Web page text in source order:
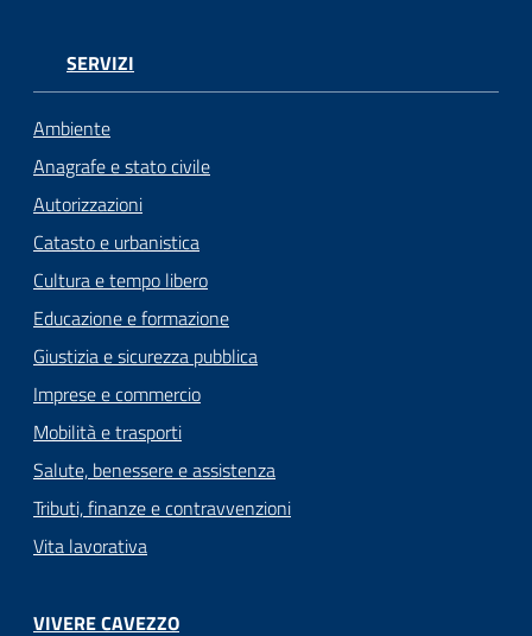
SERVIZI
Ambiente
Anagrafe e stato civile
Autorizzazioni
Catasto e urbanistica
Cultura e tempo libero
Educazione e formazione
Giustizia e sicurezza pubblica
Imprese e commercio
Mobilità e trasporti
Salute, benessere e assistenza
Tributi, finanze e contravvenzioni
Vita lavorativa
VIVERE CAVEZZO